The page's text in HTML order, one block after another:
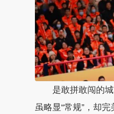
是敢拼敢闯的
虽略显“常规”，却